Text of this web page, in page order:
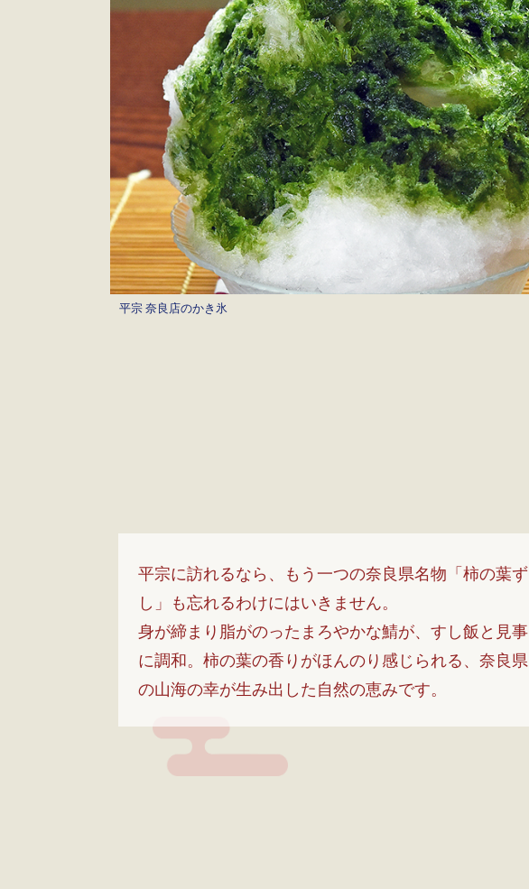
平宗 奈良店のかき氷
平宗に訪れるなら、もう一つの奈良県名物「柿の葉ず
し」も忘れるわけにはいきません。
身が締まり脂がのったまろやかな鯖が、すし飯と見事
に調和。柿の葉の香りがほんのり感じられる、奈良県
の山海の幸が生み出した自然の恵みです。